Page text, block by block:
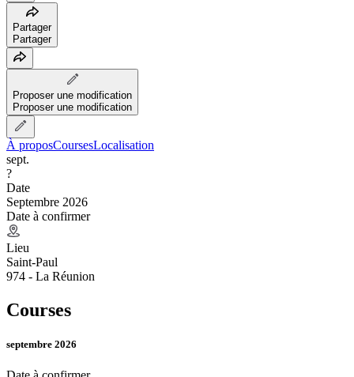
Partager
Partager
Proposer une modification
Proposer une modification
À proposCoursesLocalisation
sept.
?
Date
Septembre 2026
Date à confirmer
Lieu
Saint-Paul
974 - La Réunion
Courses
septembre 2026